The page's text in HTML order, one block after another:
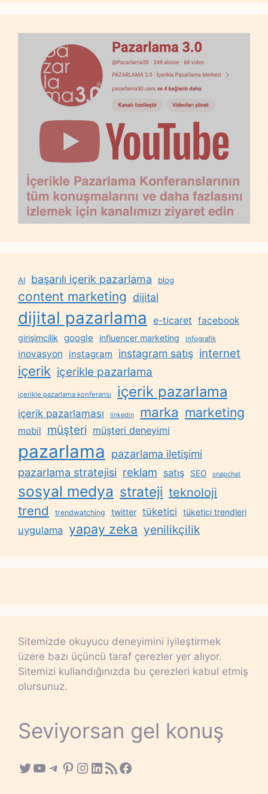
AI başarılı içerik pazarlama blog
content marketing dijital
dijital pazarlama e-ticaret facebook
girişimcilik google influencer marketing infografik
inovasyon instagram instagram satış internet
içerik içerikle pazarlama
içerikle pazarlama konferansı içerik pazarlama
içerik pazarlaması linkedin marka marketing
mobil müşteri müşteri deneyimi
pazarlama
pazarlama iletişimi
pazarlama stratejisi reklam satış SEO snapchat
sosyal medya strateji teknoloji
trend trendwatching twitter tüketici tüketici trendleri
uygulama yapay zeka yenilikçilik
Sitemizde okuyucu deneyimini iyileştirmek
üzere bazı üçüncü taraf çerezler yer alıyor.
Sitemizi kullandığınızda bu çerezleri kabul etmiş
olursunuz.
Seviyorsan gel konuş
Twitter
YouTube
Telegram
Pinterest
Instagram
LinkedIn
RSS FeedFacebook